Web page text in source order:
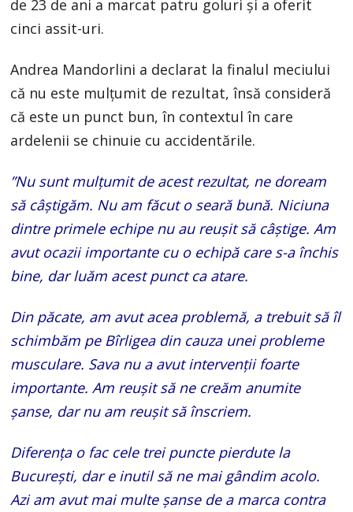
de 23 de ani a marcat patru goluri şi a oferit
cinci assit-uri.
Andrea Mandorlini a declarat la finalul meciului
că nu este mulțumit de rezultat, însă consideră
că este un punct bun, în contextul în care
ardelenii se chinuie cu accidentările.
”Nu sunt mulțumit de acest rezultat, ne doream
să câștigăm. Nu am făcut o seară bună. Niciuna
dintre primele echipe nu au reușit să câștige. Am
avut ocazii importante cu o echipă care s-a închis
bine, dar luăm acest punct ca atare.
Din păcate, am avut acea problemă, a trebuit să îl
schimbăm pe Bîrligea din cauza unei probleme
musculare. Sava nu a avut intervenții foarte
importante. Am reușit să ne creăm anumite
șanse, dar nu am reușit să înscriem.
Diferența o fac cele trei puncte pierdute la
București, dar e inutil să ne mai gândim acolo.
Azi am avut mai multe șanse de a marca contra